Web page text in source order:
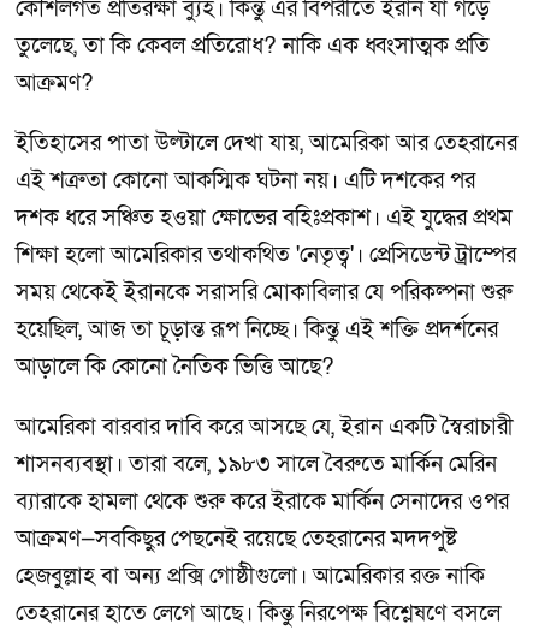
কৌশলগত প্রতিরক্ষা ব্যুহ। কিন্তু এর বিপরীতে ইরান যা গড়ে
তুলেছে, তা কি কেবল প্রতিরোধ? নাকি এক ধ্বংসাত্মক প্রতি
আক্রমণ?
ইতিহাসের পাতা উল্টালে দেখা যায়, আমেরিকা আর তেহরানের
এই শত্রুতা কোনো আকস্মিক ঘটনা নয়। এটি দশকের পর
দশক ধরে সঞ্চিত হওয়া ক্ষোভের বহিঃপ্রকাশ। এই যুদ্ধের প্রথম
শিক্ষা হলো আমেরিকার তথাকথিত 'নেতৃত্ব'। প্রেসিডেন্ট ট্রাম্পের
সময় থেকেই ইরানকে সরাসরি মোকাবিলার যে পরিকল্পনা শুরু
হয়েছিল, আজ তা চূড়ান্ত রূপ নিচ্ছে। কিন্তু এই শক্তি প্রদর্শনের
আড়ালে কি কোনো নৈতিক ভিত্তি আছে?
আমেরিকা বারবার দাবি করে আসছে যে, ইরান একটি স্বৈরাচারী
শাসনব্যবস্থা। তারা বলে, ১৯৮৩ সালে বৈরুতে মার্কিন মেরিন
ব্যারাকে হামলা থেকে শুরু করে ইরাকে মার্কিন সেনাদের ওপর
আক্রমণ—সবকিছুর পেছনেই রয়েছে তেহরানের মদদপুষ্ট
হেজবুল্লাহ বা অন্য প্রক্সি গোষ্ঠীগুলো। আমেরিকার রক্ত নাকি
তেহরানের হাতে লেগে আছে। কিন্তু নিরপেক্ষ বিশ্লেষণে বসলে